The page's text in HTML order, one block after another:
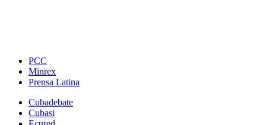
PCC
Minrex
Prensa Latina
Cubadebate
Cubasi